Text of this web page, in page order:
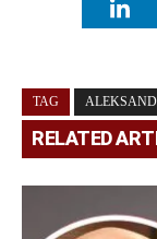
TAG
RELATED